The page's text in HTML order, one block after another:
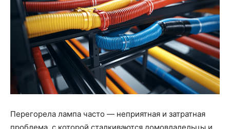
Перегорела лампа часто — неприятная и затратная